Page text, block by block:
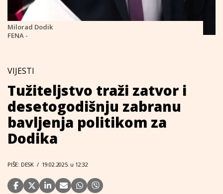
Milorad Dodik
FENA -
VIJESTI
Tužiteljstvo traži zatvor i
desetogodišnju zabranu
bavljenja politikom za
Dodika
PIŠE: DESK / 19.02.2025. u 12:32